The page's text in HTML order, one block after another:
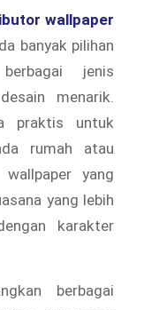
wallpaper
banyak pilihan
jenis
menarik.
praktis untuk
rumah atau
yang
yang lebih
karakter
berbagai